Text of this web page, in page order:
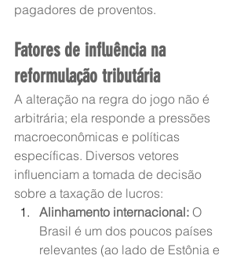
pagadores de proventos.
Fatores de influência na
reformulação tributária
A alteração na regra do jogo não é
arbitrária; ela responde a pressões
macroeconômicas e políticas
específicas. Diversos vetores
influenciam a tomada de decisão
sobre a taxação de lucros:
Alinhamento internacional: O
Brasil é um dos poucos países
relevantes (ao lado de Estônia e